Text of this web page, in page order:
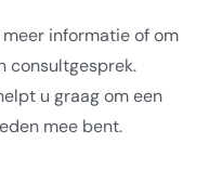
informatie of om
consultgesprek.
u graag om een
mee bent.